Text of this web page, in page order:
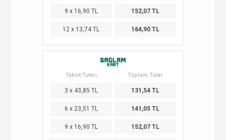
9 x 16,90 TL 152,07 TL
12 x 13,74 TL 164,90 TL
Taksit Tutarı Toplam Tutar
3 x 43,85 TL 131,54 TL
6 x 23,51 TL 141,05 TL
9 x 16,90 TL 152,07 TL